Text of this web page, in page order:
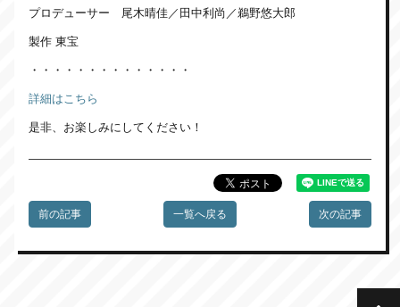
プロデューサー 尾木晴佳／田中利尚／鵜野悠大郎
製作 東宝
・・・・・・・・・・・・・・
詳細はこちら
是非、お楽しみにしてください！
前の記事 一覧へ戻る 次の記事